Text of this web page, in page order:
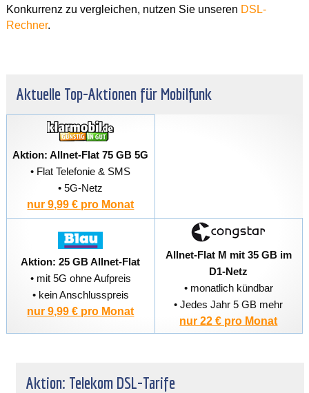
Konkurrenz zu vergleichen, nutzen Sie unseren DSL-
Rechner.
Aktuelle Top-Aktionen für Mobilfunk
Aktion: Allnet-Flat 75 GB 5G
• Flat Telefonie & SMS
• 5G-Netz
nur 9,99 € pro Monat
Aktion: 25 GB Allnet-Flat
• mit 5G ohne Aufpreis
• kein Anschlusspreis
nur 9,99 € pro Monat
Allnet-Flat M mit 35 GB im
D1-Netz
• monatlich kündbar
• Jedes Jahr 5 GB mehr
nur 22 € pro Monat
Aktion: Telekom DSL-Tarife